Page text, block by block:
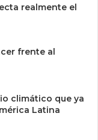
realmente el
frente al
climático que ya
Latina